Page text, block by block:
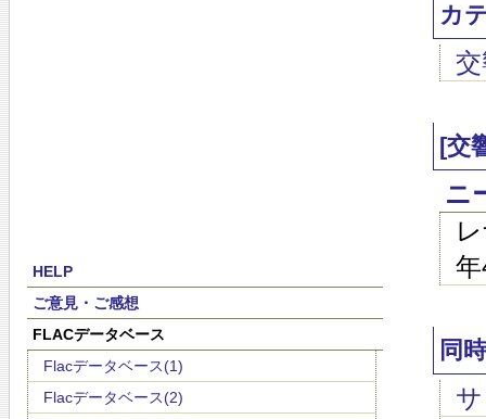
HELP
ご意見・ご感想
FLACデータベース
Flacデータベース(1)
Flacデータベース(2)
カ
[交
ニ
同